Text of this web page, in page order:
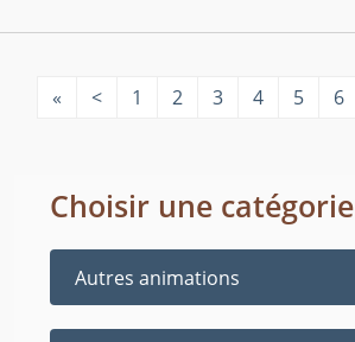
« < 1 2 3 4 5 6
Choisir une catégorie
Autres animations